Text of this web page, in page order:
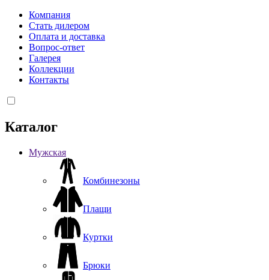
Компания
Стать дилером
Оплата и доставка
Вопрос-ответ
Галерея
Коллекции
Контакты
Каталог
Мужская
Комбинезоны
Плащи
Куртки
Брюки